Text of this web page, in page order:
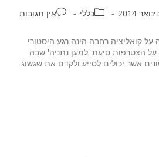
כללי אין תגובות
קואליציה רחבה הינה רגע היסטורי
הצטרפות סיעת 'למען נתניה' שבה
אשר יכולים לסייע ולקדם את שגשוג